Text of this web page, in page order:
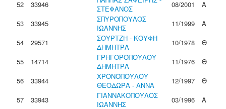
52
33946
ΣΤΕΦΑΝΟΣ
08/2001
Α
53
33945
ΣΠΥΡΟΠΟΥΛΟΣ
ΙΩΑΝΝΗΣ
11/1999
Α
54
29571
ΣΟΥΡΤΖΗ - ΚΟΥΦΗ
ΔΗΜΗΤΡΑ
10/1978
Θ
55
14714
ΓΡΗΓΟΡΟΠΟΥΛΟΥ
ΔΗΜΗΤΡΑ
11/1976
Θ
56
33944
ΧΡΟΝΟΠΟΥΛΟΥ
ΘΕΟΔΩΡΑ - ΑΝΝΑ
12/1997
Θ
57
33943
ΓΙΑΝΝΑΚΟΠΟΥΛΟΣ
ΙΩΑΝΝΗΣ
03/1996
Α